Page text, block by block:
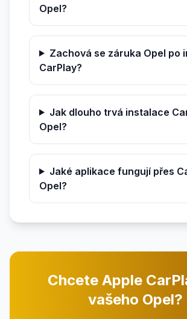
Opel?
Zachová se záruka Opel po
CarPlay?
Jak dlouho trvá instalace
Opel?
Jaké aplikace fungují přes
Opel?
Chcete Apple
vašeho Opel?